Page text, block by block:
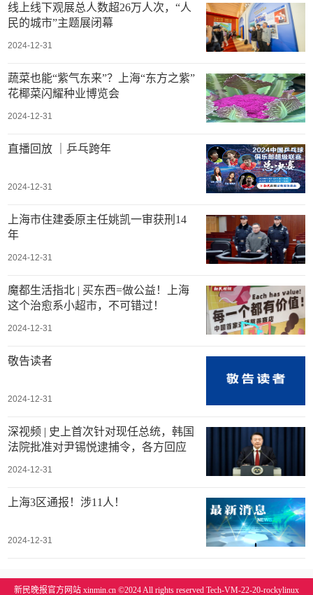
线上线下观展总人数超26万人次，“人
民的城市”主题展闭幕
2024-12-31
蔬菜也能“紫气东来”？上海“东方之紫”
花椰菜闪耀种业博览会
2024-12-31
直播回放 ｜乒乓跨年
2024-12-31
上海市住建委原主任姚凯一审获刑14
年
2024-12-31
魔都生活指北 | 买东西=做公益！上海
这个治愈系小超市，不可错过！
2024-12-31
敬告读者
2024-12-31
深视频 | 史上首次针对现任总统，韩国
法院批准对尹锡悦逮捕令，各方回应
2024-12-31
上海3区通报！涉11人！
2024-12-31
新民晚报官方网站 xinmin.cn ©2024 All rights reserved Tech-VM-22-20-rockylinux